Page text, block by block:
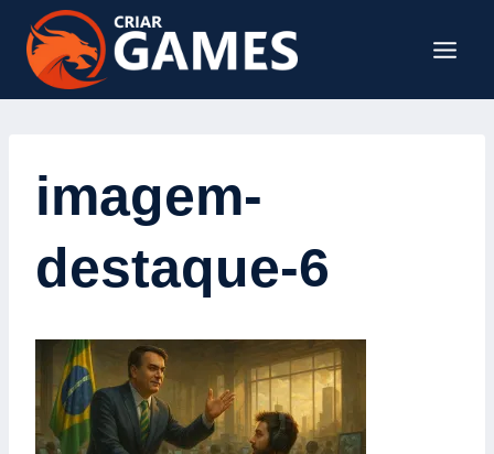
Pular
para
Conteúdo
imagem-
destaque-6